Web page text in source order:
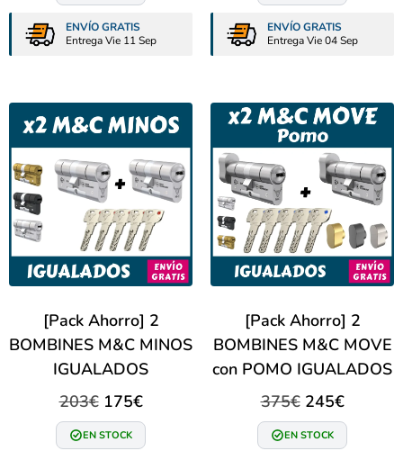
ENVÍO GRATIS
Entrega Vie 11 Sep
ENVÍO GRATIS
Entrega Vie 04 Sep
[Pack Ahorro] 2
BOMBINES M&C MINOS
IGUALADOS
203€ 175€
EN STOCK
[Pack Ahorro] 2
BOMBINES M&C MOVE
con POMO IGUALADOS
375€ 245€
EN STOCK